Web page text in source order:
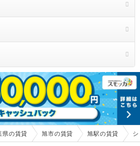
県の賃貸 旭市の賃貸 旭駅の賃貸